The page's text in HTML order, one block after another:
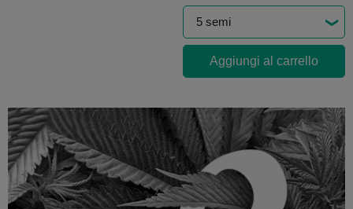
Aggiungi al carrello